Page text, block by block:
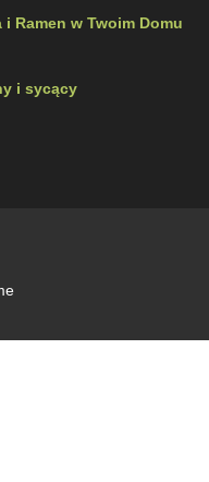
Ramen w Twoim Domu
i sycący